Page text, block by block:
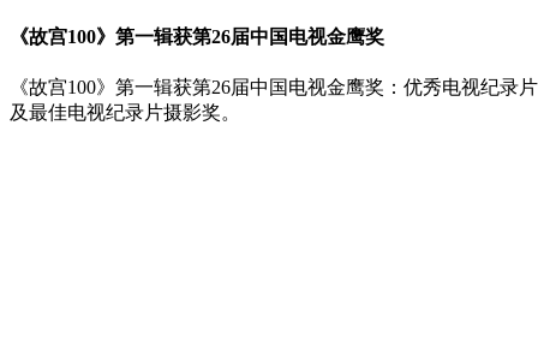
《故宫100》第一辑获第26届中国电视金鹰奖
《故宫100》第一辑获第26届中国电视金鹰奖：优秀电视纪录片
及最佳电视纪录片摄影奖。